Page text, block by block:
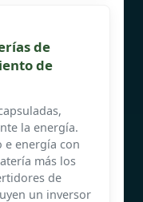
de
de
la energía.
e energía con
más los
de
un inversor